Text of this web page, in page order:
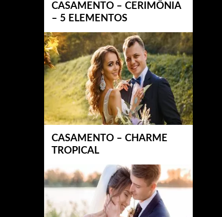
CASAMENTO – CERIMÔNIA
– 5 ELEMENTOS
CASAMENTO – CHARME
TROPICAL